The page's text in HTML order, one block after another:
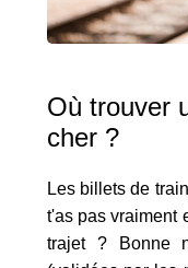
Où trouver
cher ?
Les billets de
t'as pas vraiment
trajet ? Bonne